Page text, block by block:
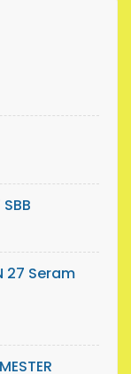
27 Seram